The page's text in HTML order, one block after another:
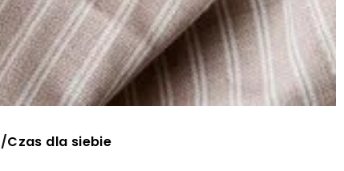
/Czas dla siebie